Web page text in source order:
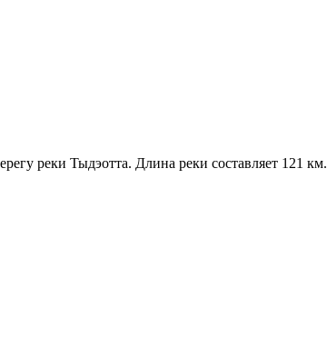
реки Тыдэотта. Длина реки составляет 121 км.